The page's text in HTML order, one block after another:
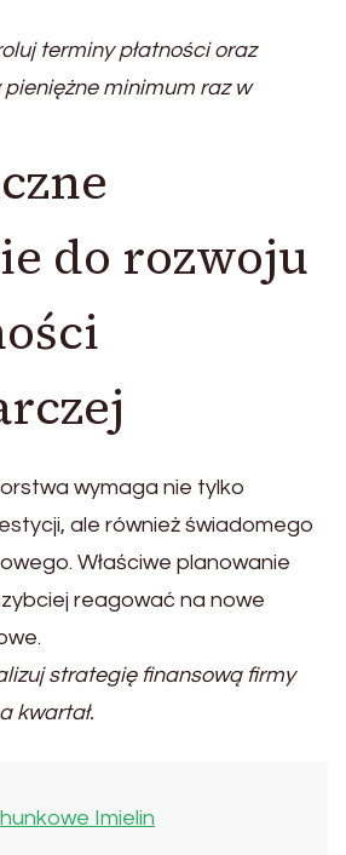
terminy płatności oraz
pieniężne minimum raz w
do rozwoju
wymaga nie tylko
ale również świadomego
Właściwe planowanie
reagować na nowe
strategię finansową firmy
kwartał.
Imielin